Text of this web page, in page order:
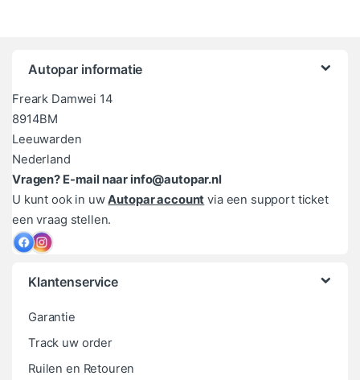
Autopar informatie
Freark Damwei 14
8914BM
Leeuwarden
Nederland
Vragen? E-mail naar info@autopar.nl
U kunt ook in uwAutopar account via een support ticket
een vraag stellen.
Klantenservice
Garantie
Track uw order
Ruilen en Retouren